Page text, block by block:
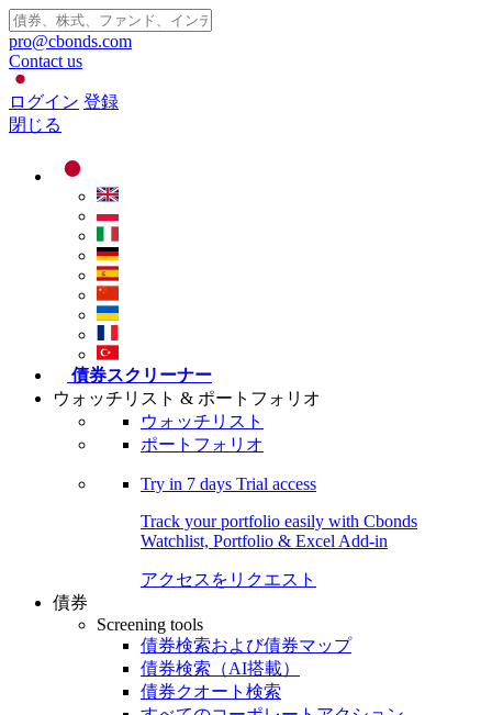
pro@cbonds.com
Contact us
ログイン 登録
閉じる
債券スクリーナー
ウォッチリスト & ポートフォリオ
ウォッチリスト
ポートフォリオ
Try in 7 days Trial access
Track your portfolio easily with Cbonds
Watchlist, Portfolio & Excel Add-in
アクセスをリクエスト
債券
Screening tools
債券検索および債券マップ
債券検索（AI搭載）
債券クオート検索